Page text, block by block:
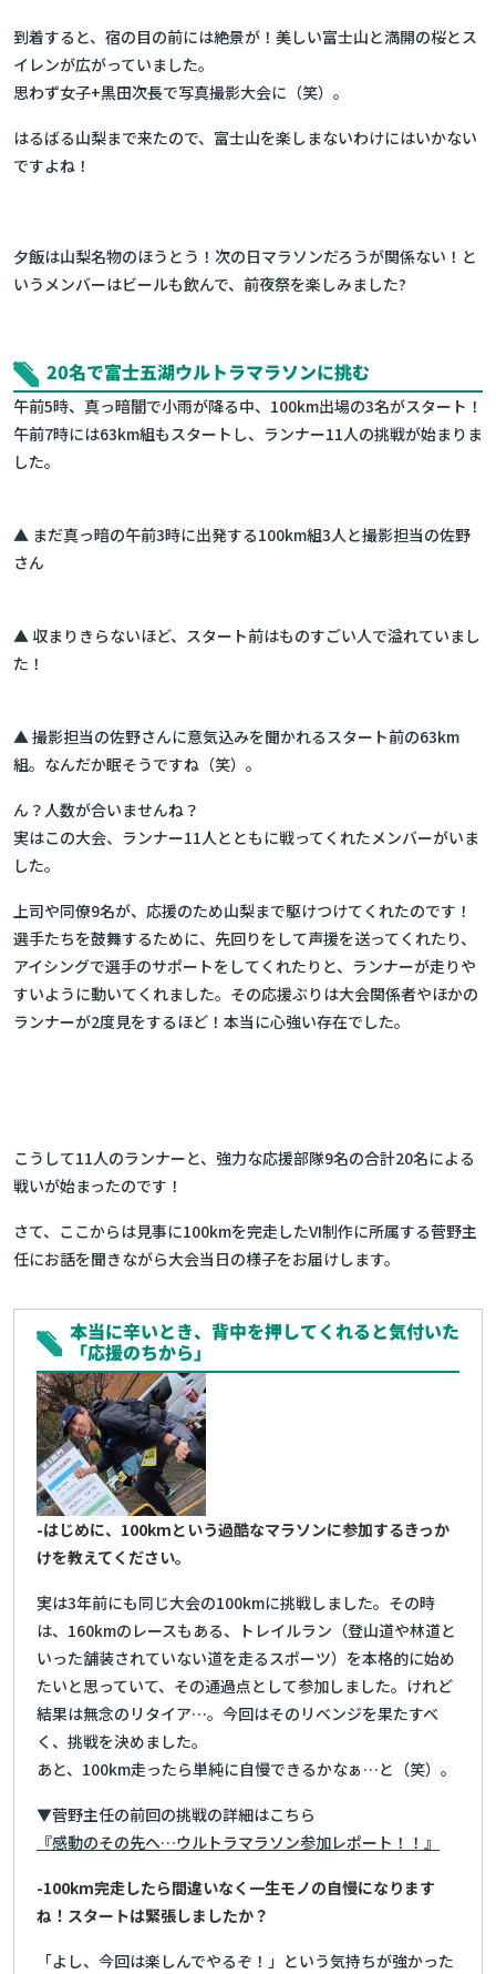
到着すると、宿の目の前には絶景が！美しい富士山と満開の桜とス
イレンが広がっていました。
思わず女子+黒田次長で写真撮影大会に（笑）。
はるばる山梨まで来たので、富士山を楽しまないわけにはいかない
ですよね！
夕飯は山梨名物のほうとう！次の日マラソンだろうが関係ない！と
いうメンバーはビールも飲んで、前夜祭を楽しみました?
20名で富士五湖ウルトラマラソンに挑む
午前5時、真っ暗闇で小雨が降る中、100km出場の3名がスタート！
午前7時には63km組もスタートし、ランナー11人の挑戦が始まりま
した。
▲ まだ真っ暗の午前3時に出発する100km組3人と撮影担当の佐野
さん
▲ 収まりきらないほど、スタート前はものすごい人で溢れていまし
た！
▲ 撮影担当の佐野さんに意気込みを聞かれるスタート前の63km
組。なんだか眠そうですね（笑）。
ん？人数が合いませんね？
実はこの大会、ランナー11人とともに戦ってくれたメンバーがいま
した。
上司や同僚9名が、応援のため山梨まで駆けつけてくれたのです！
選手たちを鼓舞するために、先回りをして声援を送ってくれたり、
アイシングで選手のサポートをしてくれたりと、ランナーが走りや
すいように動いてくれました。その応援ぶりは大会関係者やほかの
ランナーが2度見をするほど！本当に心強い存在でした。
こうして11人のランナーと、強力な応援部隊9名の合計20名による
戦いが始まったのです！
さて、ここからは見事に100kmを完走したVI制作に所属する菅野主
任にお話を聞きながら大会当日の様子をお届けします。
本当に辛いとき、背中を押してくれると気付いた
「応援のちから」
-はじめに、100kmという過酷なマラソンに参加するきっか
けを教えてください。
実は3年前にも同じ大会の100kmに挑戦しました。その時
は、160kmのレースもある、トレイルラン（登山道や林道と
いった舗装されていない道を走るスポーツ）を本格的に始め
たいと思っていて、その通過点として参加しました。けれど
結果は無念のリタイア…。今回はそのリベンジを果たすべ
く、挑戦を決めました。
あと、100km走ったら単純に自慢できるかなぁ…と（笑）。
▼菅野主任の前回の挑戦の詳細はこちら
『感動のその先へ…ウルトラマラソン参加レポート！！』
-100km完走したら間違いなく一生モノの自慢になります
ね！スタートは緊張しましたか？
「よし、今回は楽しんでやるぞ！」という気持ちが強かった